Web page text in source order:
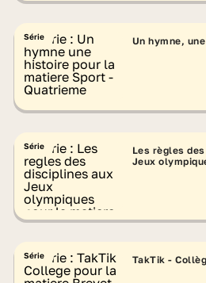
Série Un hymne,
Série
Les règles
Jeux
Série TakTik -